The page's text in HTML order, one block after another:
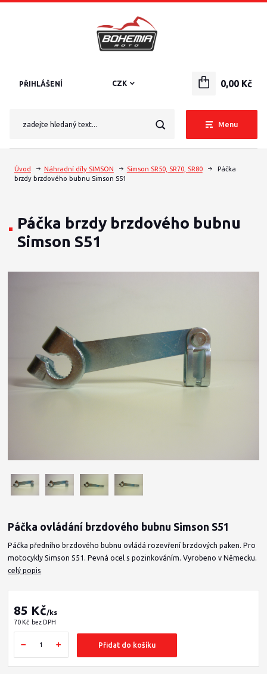
Menu
CZK
PŘIHLÁŠENÍ 0,00 Kč
Úvod Náhradní díly SIMSON Simson SR50, SR70, SR80
Páčka
brzdy brzdového bubnu Simson S51
Páčka brzdy brzdového bubnu
Simson S51
Páčka ovládání brzdového bubnu Simson S51
Páčka předního brzdového bubnu ovládá rozevření brzdových paken. Pro
motocykly Simson S51. Pevná ocel s pozinkováním. Vyrobeno v Německu.
celý popis
85 Kč/ks
70 Kč bez DPH
Přidat do košíku